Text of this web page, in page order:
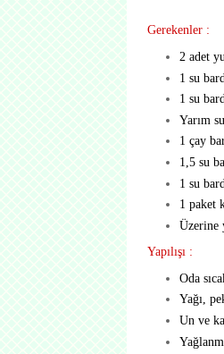
Gerekenler :
2 adet
1 su
1 su
Yarım
1 çay
1,5 su
1 su
1 paket
Üzerine
Yapılışı :
Oda
Yağı,
Un ve